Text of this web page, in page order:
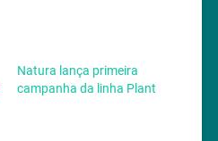
Natura lança primeira
campanha da linha Plant